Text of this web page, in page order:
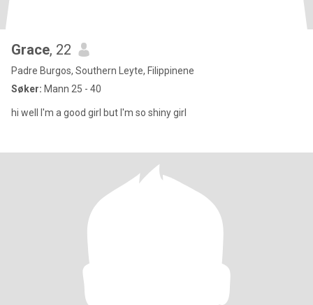
Grace, 22
Padre Burgos, Southern Leyte, Filippinene
Søker: Mann 25 - 40
hi well I'm a good girl but I'm so shiny girl